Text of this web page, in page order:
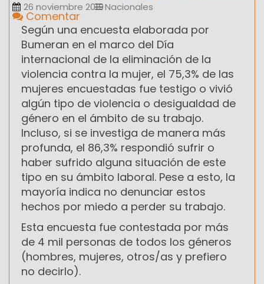
26 noviembre 2019Nacionales
Comentar
Según una encuesta elaborada por
Bumeran en el marco del Día
internacional de la eliminación de la
violencia contra la mujer, el 75,3% de las
mujeres encuestadas fue testigo o vivió
algún tipo de violencia o desigualdad de
género en el ámbito de su trabajo.
Incluso, si se investiga de manera más
profunda, el 86,3% respondió sufrir o
haber sufrido alguna situación de este
tipo en su ámbito laboral. Pese a esto, la
mayoría indica no denunciar estos
hechos por miedo a perder su trabajo.
Esta encuesta fue contestada por más
de 4 mil personas de todos los géneros
(hombres, mujeres, otros/as y prefiero
no decirlo).